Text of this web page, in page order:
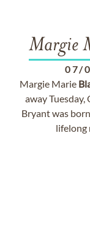
Margie
07/
Margie Marie
away
Bryant was
lifelong